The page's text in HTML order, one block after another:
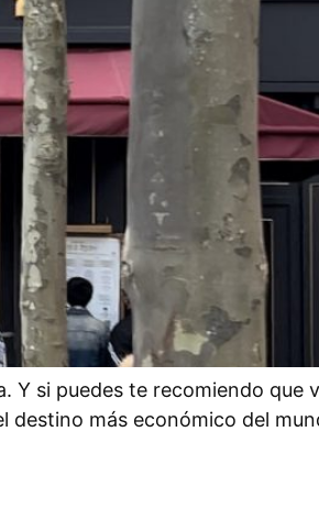
Y si puedes te recomiendo que
destino más económico del